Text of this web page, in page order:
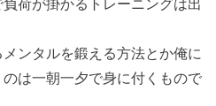
荷が掛かるトレーニングは出
ンタルを鍛える方法とか俺に
は一朝一夕で身に付くもので